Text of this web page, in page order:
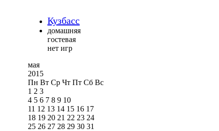
Кузбасс
домашняя
гостевая
нет игр
мая
2015
Пн Вт Ср Чт Пт Сб Вс
1 2 3
4 5 6 7 8 9 10
11 12 13 14 15 16 17
18 19 20 21 22 23 24
25 26 27 28 29 30 31